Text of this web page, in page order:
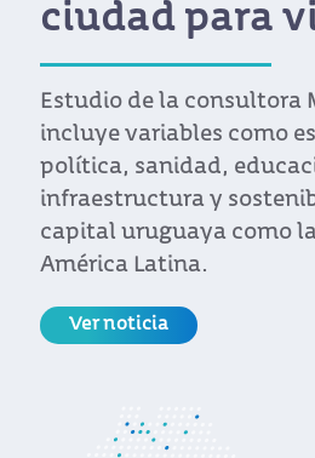
ciudad para
Estudio de la consultora
incluye variables como
política, sanidad,
infraestructura y
capital uruguaya como
América Latina.
Ver noticia